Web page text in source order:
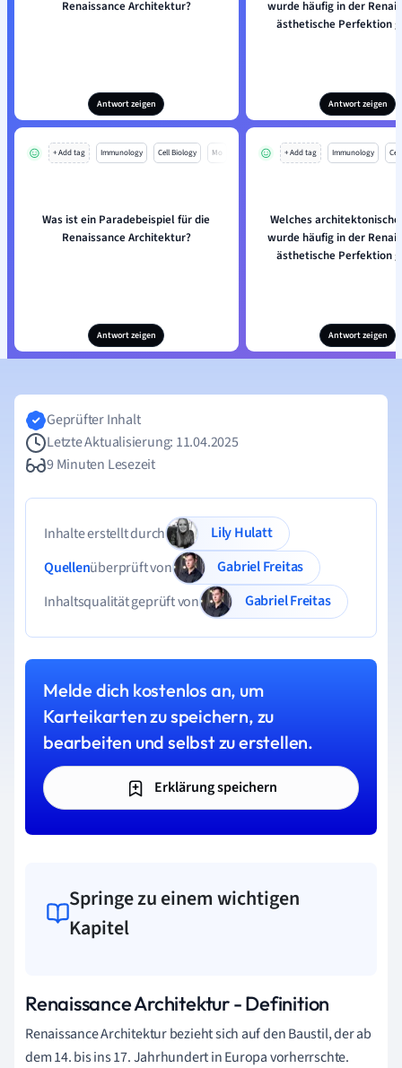
Renaissance Architektur?
Antwort zeigen
wurde häufig in der
ästhetische Perfektion
Antwort zeigen
+ Add tag Immunology Cell Biology Mo
Was ist ein Paradebeispiel für die
Renaissance Architektur?
Antwort zeigen
+ Add tag Immunology
Welches
wurde häufig in der
ästhetische Perfektion
Antwort zeigen
Geprüfter Inhalt
Letzte Aktualisierung: 11.04.2025
9 Minuten Lesezeit
Inhalte erstellt durch
Lily Hulatt
Quellenüberprüft von
Gabriel Freitas
Inhaltsqualität geprüft von
Gabriel Freitas
Melde dich kostenlos an, um
Karteikarten zu speichern, zu
bearbeiten und selbst zu erstellen.
Erklärung speichern
Springe zu einem wichtigen
Kapitel
Renaissance Architektur - Definition
Renaissance Architektur bezieht sich auf den Baustil, der ab
dem 14. bis ins 17. Jahrhundert in Europa vorherrschte.